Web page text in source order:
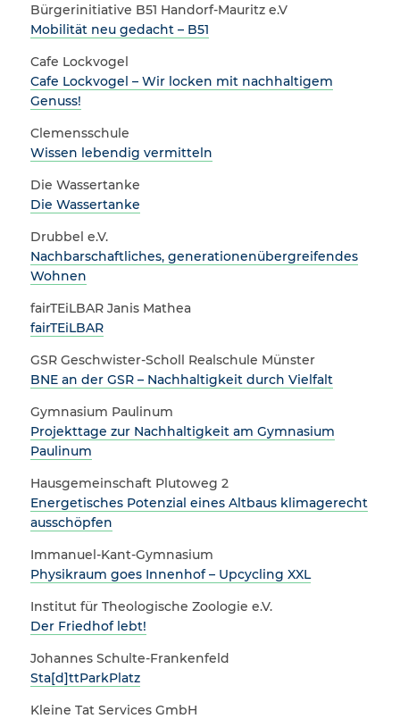
Bürgerinitiative B51 Handorf-Mauritz e.V
Mobilität neu gedacht – B51
Cafe Lockvogel
Cafe Lockvogel – Wir locken mit nachhaltigem
Genuss!
Clemensschule
Wissen lebendig vermitteln
Die Wassertanke
Die Wassertanke
Drubbel e.V.
Nachbarschaftliches, generationenübergreifendes
Wohnen
fairTEiLBAR Janis Mathea
fairTEiLBAR
GSR Geschwister-Scholl Realschule Münster
BNE an der GSR – Nachhaltigkeit durch Vielfalt
Gymnasium Paulinum
Projekttage zur Nachhaltigkeit am Gymnasium
Paulinum
Hausgemeinschaft Plutoweg 2
Energetisches Potenzial eines Altbaus klimagerecht
ausschöpfen
Immanuel-Kant-Gymnasium
Physikraum goes Innenhof – Upcycling XXL
Institut für Theologische Zoologie e.V.
Der Friedhof lebt!
Johannes Schulte-Frankenfeld
Sta[d]ttParkPlatz
Kleine Tat Services GmbH